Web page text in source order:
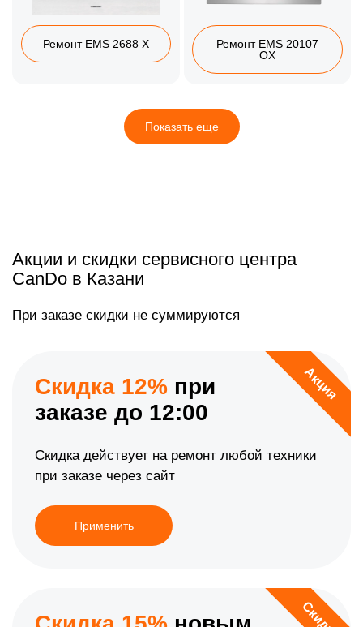
Ремонт EMS 2688 X
Ремонт EMS 20107
OX
Показать еще
Акции и скидки сервисного центра
CanDo в Казани
При заказе скидки не суммируются
Акция
Скидка 12% при
заказе до 12:00
Скидка действует на ремонт любой техники
при заказе через сайт
Применить